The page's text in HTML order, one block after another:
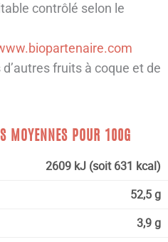
contrôlé selon le
fruits à coque et de
MOYENNES POUR 100G
2609 kJ (soit 631 kcal)
52,5 g
3,9 g